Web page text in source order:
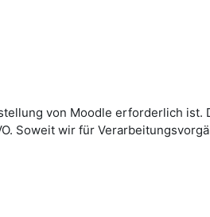
von Moodle erforderlich ist.
Soweit wir für